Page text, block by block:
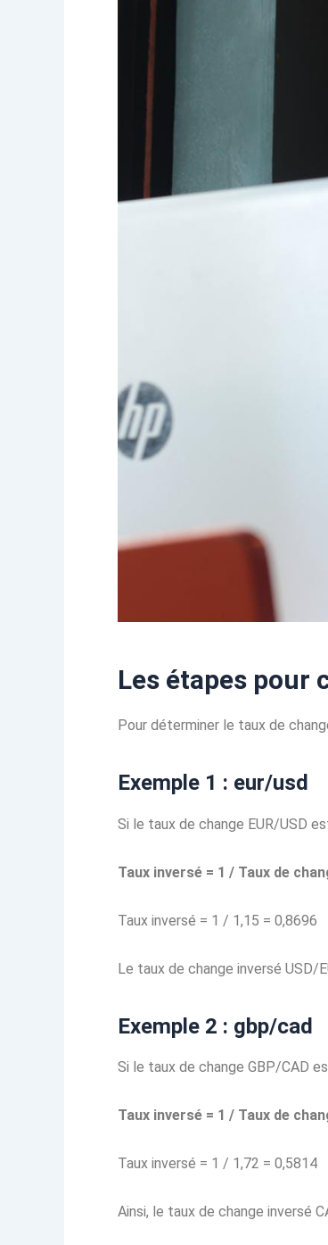
Les étapes pour
Pour déterminer le taux de
Exemple 1 : eur/usd
Si le taux de change EUR/USD
Taux inversé = 1 / Taux de
Taux inversé = 1 / 1,15 = 0,8696
Le taux de change inversé USD/
Exemple 2 : gbp/cad
Si le taux de change GBP/CAD
Taux inversé = 1 / Taux de
Taux inversé = 1 / 1,72 = 0,5814
Ainsi, le taux de change inversé